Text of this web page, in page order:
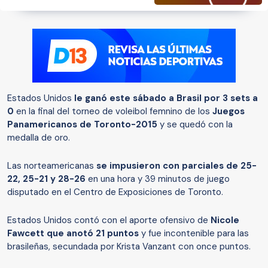
Estados Unidos le ganó este sábado a Brasil por 3 sets a
0 en la final del torneo de voleibol femnino de los Juegos
Panamericanos de Toronto-2015 y se quedó con la
medalla de oro.
Las norteamericanas se impusieron con parciales de 25-
22, 25-21 y 28-26 en una hora y 39 minutos de juego
disputado en el Centro de Exposiciones de Toronto.
Estados Unidos contó con el aporte ofensivo de Nicole
Fawcett que anotó 21 puntos y fue incontenible para las
brasileñas, secundada por Krista Vanzant con once puntos.